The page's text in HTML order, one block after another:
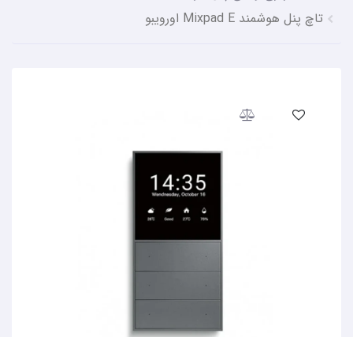
تاچ پنل هوشمند Mixpad E اورویبو